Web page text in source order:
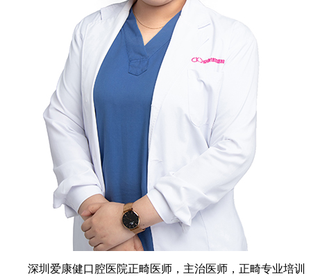
深圳爱康健口腔医院正畸医师，主治医师，正畸专业培训